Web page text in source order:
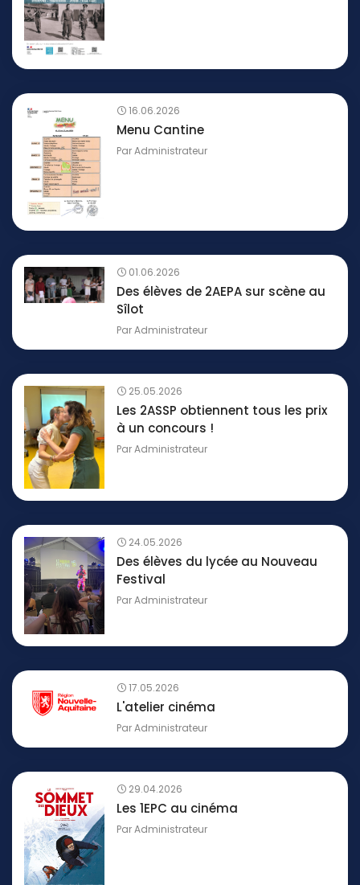
16.06.2026
Menu Cantine
ParAdministrateur
01.06.2026
Des élèves de 2AEPA sur scène au
Sîlot
ParAdministrateur
25.05.2026
Les 2ASSP obtiennent tous les prix
à un concours !
ParAdministrateur
24.05.2026
Des élèves du lycée au Nouveau
Festival
ParAdministrateur
17.05.2026
L'atelier cinéma
ParAdministrateur
29.04.2026
Les 1EPC au cinéma
ParAdministrateur